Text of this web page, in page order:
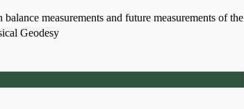
measurements and future measurements of the
Geodesy